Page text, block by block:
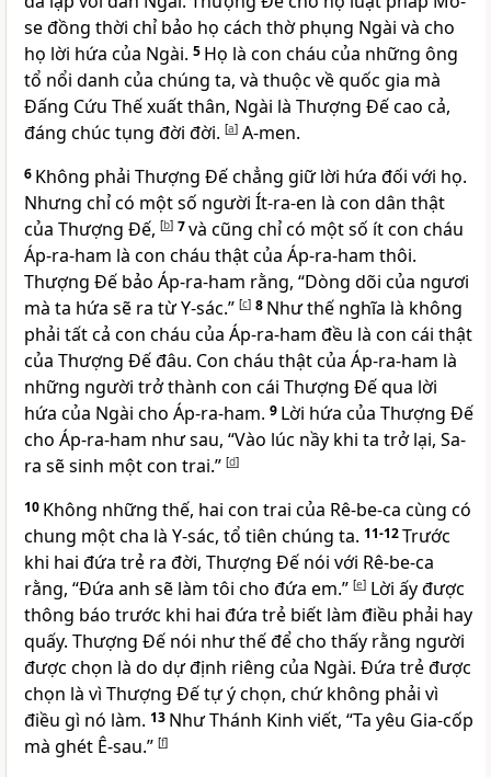
se đồng thời chỉ bảo họ cách thờ phụng Ngài và cho
họ lời hứa của Ngài. 5 Họ là con cháu của những ông
tổ nổi danh của chúng ta, và thuộc về quốc gia mà
Đấng Cứu Thế xuất thân, Ngài là Thượng Đế cao cả,
đáng chúc tụng đời đời. [a] A-men.
6 Không phải Thượng Đế chẳng giữ lời hứa đối với họ.
Nhưng chỉ có một số người Ít-ra-en là con dân thật
của Thượng Đế, [b] 7và cũng chỉ có một số ít con cháu
Áp-ra-ham là con cháu thật của Áp-ra-ham thôi.
Thượng Đế bảo Áp-ra-ham rằng, “Dòng dõi của ngươi
mà ta hứa sẽ ra từ Y-sác.” [c] 8 Như thế nghĩa là không
phải tất cả con cháu của Áp-ra-ham đều là con cái thật
của Thượng Đế đâu. Con cháu thật của Áp-ra-ham là
những người trở thành con cái Thượng Đế qua lời
hứa của Ngài cho Áp-ra-ham. 9 Lời hứa của Thượng Đế
cho Áp-ra-ham như sau, “Vào lúc nầy khi ta trở lại, Sa-
ra sẽ sinh một con trai.” [d]
10 Không những thế, hai con trai của Rê-be-ca cùng có
chung một cha là Y-sác, tổ tiên chúng ta. 11-12Trước
khi hai đứa trẻ ra đời, Thượng Đế nói với Rê-be-ca
rằng, “Đứa anh sẽ làm tôi cho đứa em.” [e] Lời ấy được
thông báo trước khi hai đứa trẻ biết làm điều phải hay
quấy. Thượng Đế nói như thế để cho thấy rằng người
được chọn là do dự định riêng của Ngài. Đứa trẻ được
chọn là vì Thượng Đế tự ý chọn, chứ không phải vì
điều gì nó làm. 13 Như Thánh Kinh viết, “Ta yêu Gia-cốp
mà ghét Ê-sau.” [f]